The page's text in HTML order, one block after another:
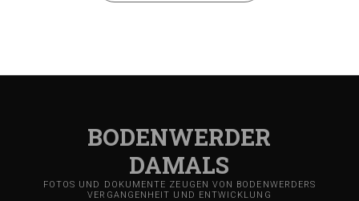
BODENWERDER
DAMALS
FOTOS UND DOKUMENTE ZEUGEN VON BODENWERDERS
VERGANGENHEIT UND ENTWICKLUNG